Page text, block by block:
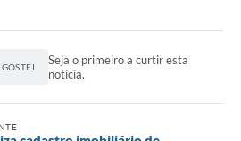
Seja o primeiro a curtir esta
notícia.